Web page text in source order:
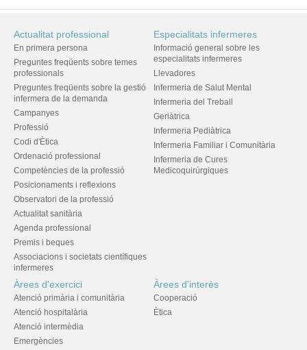
Actualitat professional
En primera persona
Preguntes freqüents sobre temes
professionals
Preguntes freqüents sobre la gestió
infermera de la demanda
Campanyes
Professió
Codi d'Ètica
Ordenació professional
Competències de la professió
Posicionaments i reflexions
Observatori de la professió
Actualitat sanitària
Agenda professional
Premis i beques
Associacions i societats científiques
infermeres
Especialitats infermeres
Informació general sobre les
especialitats infermeres
Llevadores
Infermeria de Salut Mental
Infermeria del Treball
Geriàtrica
Infermeria Pediàtrica
Infermeria Familiar i Comunitària
Infermeria de Cures
Medicoquirúrgiques
Àrees d'exercici
Atenció primària i comunitària
Atenció hospitalària
Atenció intermèdia
Emergències
Àrees d'interès
Cooperació
Ètica